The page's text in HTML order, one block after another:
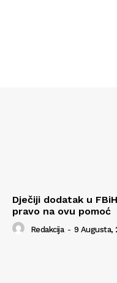
Dječiji dodatak u
pravo na ovu pomoć
Redakcija - 9 Augusta,